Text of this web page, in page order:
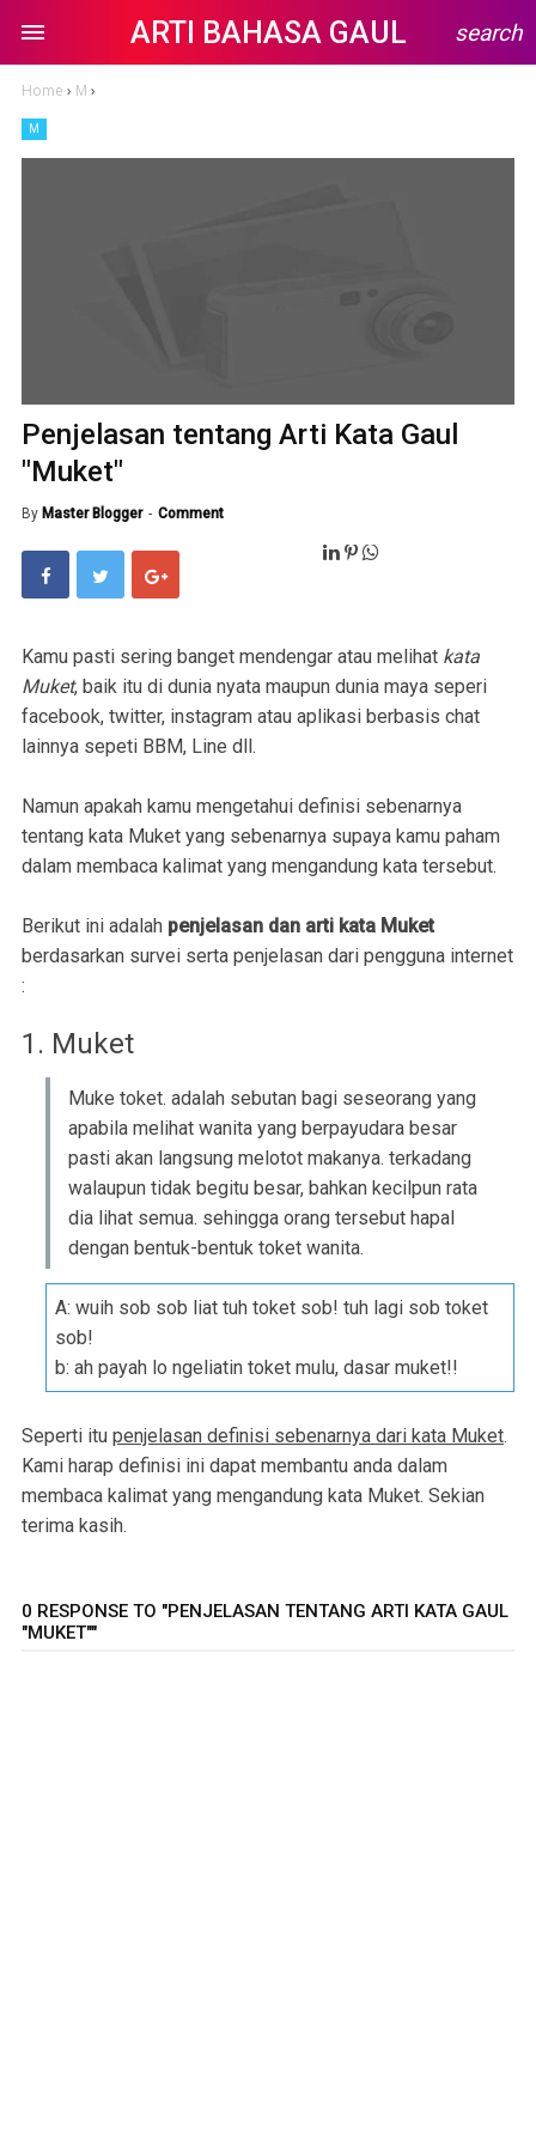
ARTI BAHASA GAUL search
Home › M ›
M
Penjelasan tentang Arti Kata Gaul
"Muket"
By Master Blogger Comment
Kamu pasti sering banget mendengar atau melihat kata
Muket, baik itu di dunia nyata maupun dunia maya seperi
facebook, twitter, instagram atau aplikasi berbasis chat
lainnya sepeti BBM, Line dll.
Namun apakah kamu mengetahui definisi sebenarnya
tentang kata Muket yang sebenarnya supaya kamu paham
dalam membaca kalimat yang mengandung kata tersebut.
Berikut ini adalah penjelasan dan arti kata Muket
berdasarkan survei serta penjelasan dari pengguna internet
:
1. Muket
Muke toket. adalah sebutan bagi seseorang yang
apabila melihat wanita yang berpayudara besar
pasti akan langsung melotot makanya. terkadang
walaupun tidak begitu besar, bahkan kecilpun rata
dia lihat semua. sehingga orang tersebut hapal
dengan bentuk-bentuk toket wanita.
A: wuih sob sob liat tuh toket sob! tuh lagi sob toket
sob!
b: ah payah lo ngeliatin toket mulu, dasar muket!!
Seperti itu penjelasan definisi sebenarnya dari kata Muket.
Kami harap definisi ini dapat membantu anda dalam
membaca kalimat yang mengandung kata Muket. Sekian
terima kasih.
0 RESPONSE TO "PENJELASAN TENTANG ARTI KATA GAUL
"MUKET""